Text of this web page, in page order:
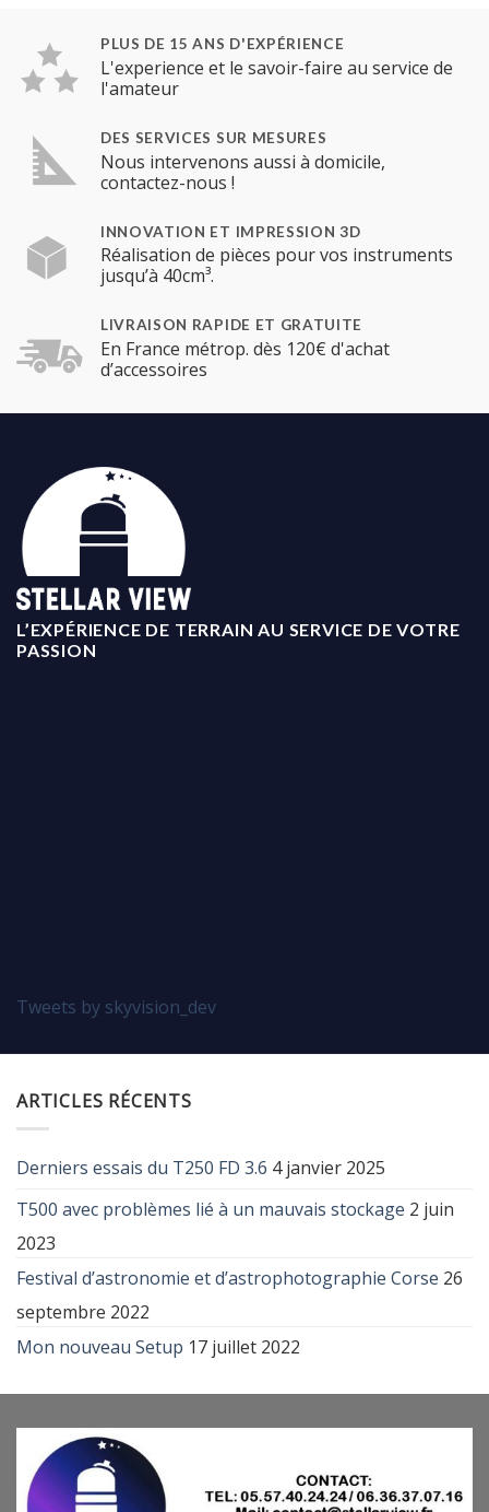
PLUS DE 15 ANS D'EXPÉRIENCE
L'experience et le savoir-faire au service de
l'amateur
DES SERVICES SUR MESURES
Nous intervenons aussi à domicile,
contactez-nous !
INNOVATION ET IMPRESSION 3D
Réalisation de pièces pour vos instruments
jusqu’à 40cm³.
LIVRAISON RAPIDE ET GRATUITE
En France métrop. dès 120€ d'achat
d’accessoires
L’EXPÉRIENCE DE TERRAIN AU SERVICE DE VOTRE
PASSION
Tweets by skyvision_dev
ARTICLES RÉCENTS
Derniers essais du T250 FD 3.6 4 janvier 2025
T500 avec problèmes lié à un mauvais stockage 2 juin
2023
Festival d’astronomie et d’astrophotographie Corse 26
septembre 2022
Mon nouveau Setup 17 juillet 2022